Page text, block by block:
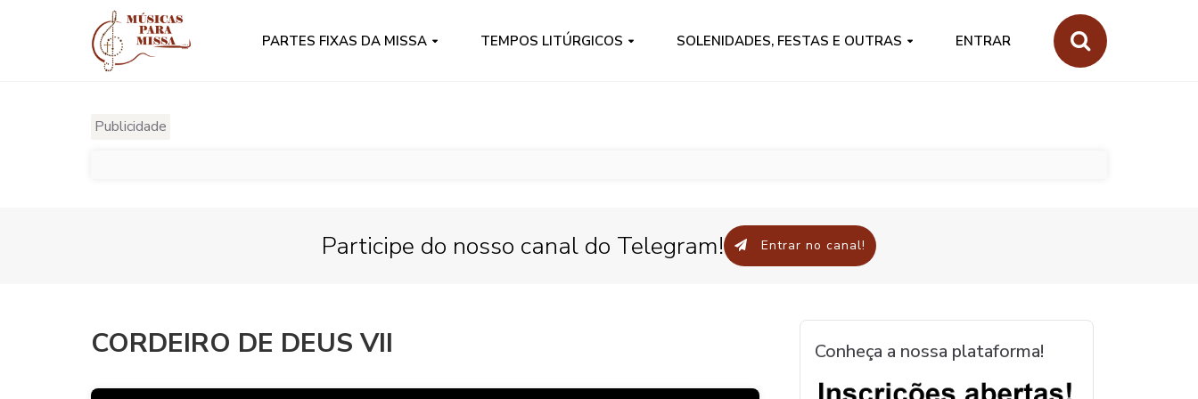
PARTES FIXAS DA MISSA TEMPOS LITÚRGICOS SOLENIDADES, FESTAS E OUTRAS ENTRAR
Publicidade
Participe do nosso canal do Telegram! Entrar no canal!
CORDEIRO DE DEUS VII Conheça a nossa plataforma!